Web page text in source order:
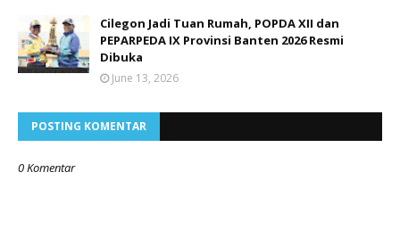
Cilegon Jadi Tuan Rumah, POPDA XII dan
PEPARPEDA IX Provinsi Banten 2026 Resmi
Dibuka
June 13, 2026
POSTING KOMENTAR
0 Komentar